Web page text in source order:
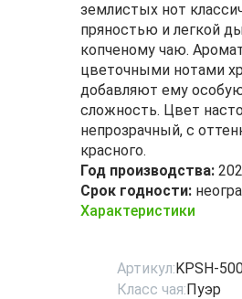
землистых нот
пряностью и легкой
копченому чаю.
цветочными нотами
добавляют ему
сложность. Цвет
непрозрачный, с
красного.
Год производства:
Срок годности:
Характеристики
Артикул:KPSH-
Класс чая:Пуэр